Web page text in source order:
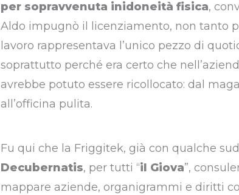
per sopravvenuta inidoneità fisica,
Aldo impugnò il licenziamento, non tanto
lavoro rappresentava l’unico pezzo di
soprattutto perché era certo che
avrebbe potuto essere ricollocato: dal
all’officina pulita.
Fu qui che la Friggitek, già con qualche
Decubernatis, per tutti “il Giova”,
mappare aziende, organigrammi e diritti